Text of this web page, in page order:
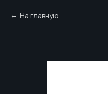
На главную